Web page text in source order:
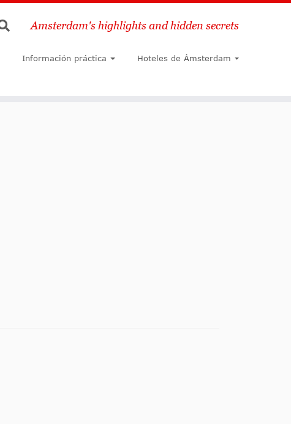
Buscar
Amsterdam's highlights and hidden secrets
Información práctica Hoteles de Ámsterdam